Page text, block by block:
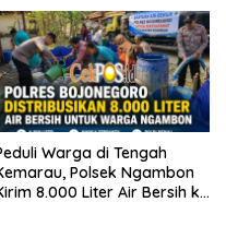
Warga di Tengah
Polsek Ngambon
8.000 Liter Air Bersih ke